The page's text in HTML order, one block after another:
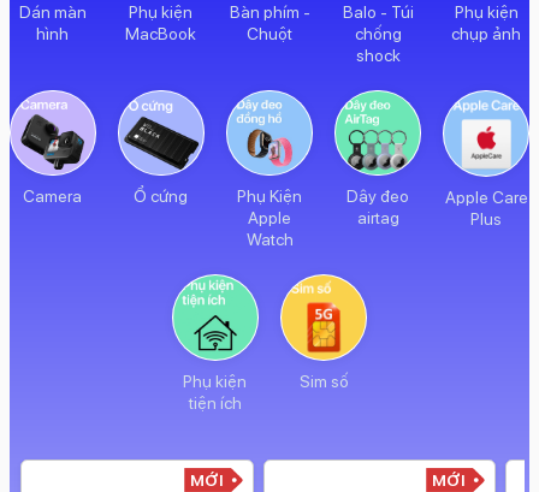
Dán màn
hình
Phụ kiện
MacBook
Bàn phím -
Chuột
Balo - Túi
chống
shock
Phụ kiện
chụp ảnh
Camera Ổ cứng
Phụ Kiện
Apple
Watch
Dây đeo
airtag
Apple Care
Plus
Phụ kiện
tiện ích
Sim số
MỚI MỚI